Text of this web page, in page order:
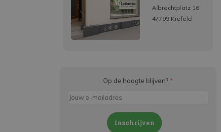
Albrechtplatz 16
47799 Krefeld
Op de hoogte blijven? *
Inschrijven